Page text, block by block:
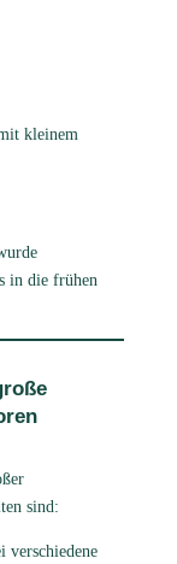
kleinem
in die frühen
sind:
verschiedene